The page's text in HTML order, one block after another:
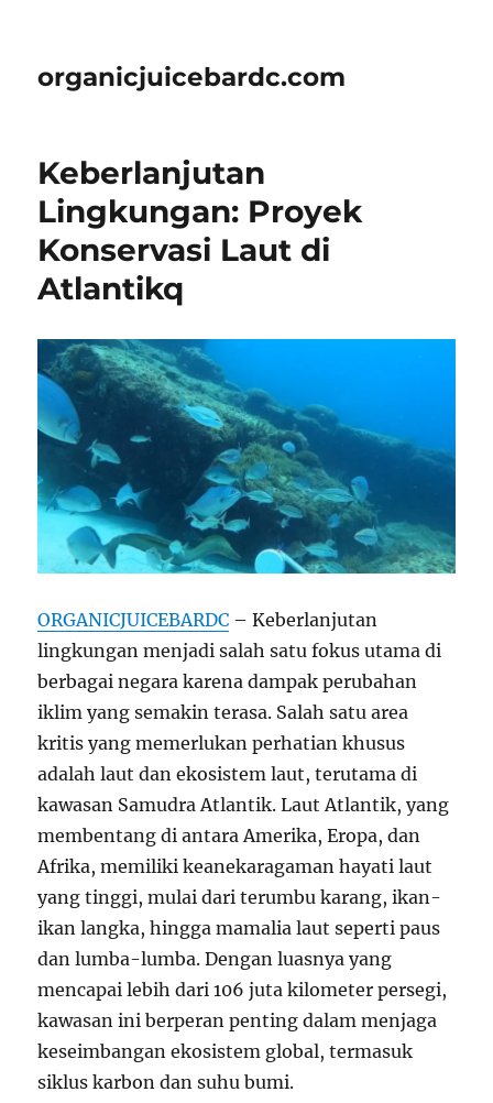
organicjuicebardc.com
Keberlanjutan
Lingkungan: Proyek
Konservasi Laut di
Atlantikq
ORGANICJUICEBARDC – Keberlanjutan
lingkungan menjadi salah satu fokus utama di
berbagai negara karena dampak perubahan
iklim yang semakin terasa. Salah satu area
kritis yang memerlukan perhatian khusus
adalah laut dan ekosistem laut, terutama di
kawasan Samudra Atlantik. Laut Atlantik, yang
membentang di antara Amerika, Eropa, dan
Afrika, memiliki keanekaragaman hayati laut
yang tinggi, mulai dari terumbu karang, ikan-
ikan langka, hingga mamalia laut seperti paus
dan lumba-lumba. Dengan luasnya yang
mencapai lebih dari 106 juta kilometer persegi,
kawasan ini berperan penting dalam menjaga
keseimbangan ekosistem global, termasuk
siklus karbon dan suhu bumi.